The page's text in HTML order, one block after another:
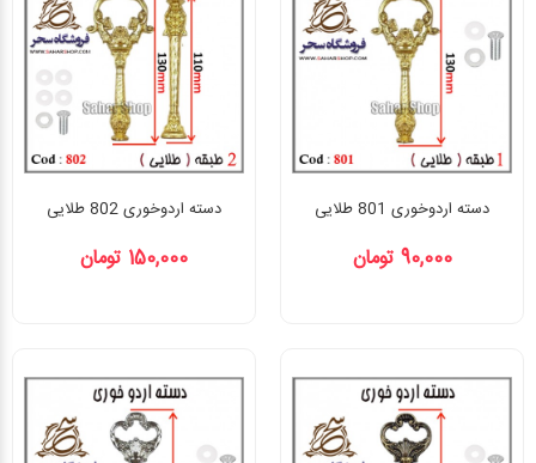
دسته اردوخوری 801 طلایی
90,000 تومان
دسته اردوخوری 802 طلایی
150,000 تومان